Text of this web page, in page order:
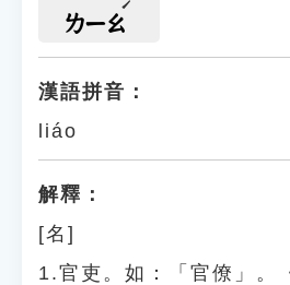
ㄌㄧㄠ
漢語拼音：
liáo
解釋：
[名]
1.官吏。如：「官僚」。